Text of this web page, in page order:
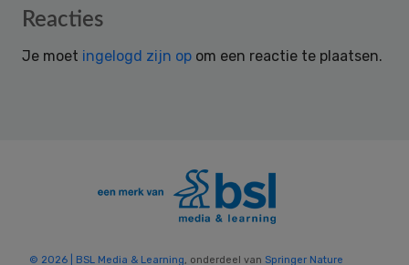
Reader
Reacties
Je moet ingelogd zijn op om een reactie te plaatsen.
© 2026 | BSL Media & Learning, onderdeel van Springer Nature